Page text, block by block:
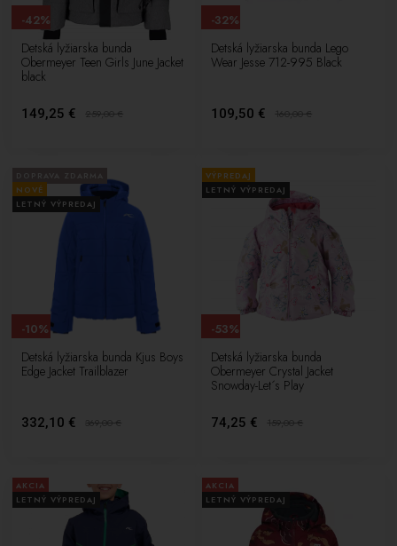
Detská lyžiarska bunda
Obermeyer Teen Girls June Jacket
black
149,25 € 259,00€
-42%
Detská lyžiarska bunda Lego
Wear Jesse 712-995 Black
109,50 € 160,00€
-32%
NOVÉ
LETNÝ VÝPREDAJ
Detská lyžiarska bunda Kjus Boys
Edge Jacket Trailblazer
332,10 € 369,00€
-10%
VÝPREDAJ
LETNÝ VÝPREDAJ
Detská lyžiarska bunda
Obermeyer Crystal Jacket
Snowday-Let´s Play
74,25 € 159,00€
-53%
AKCIA
LETNÝ VÝPREDAJ
AKCIA
LETNÝ VÝPREDAJ